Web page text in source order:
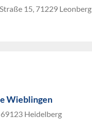
15, 71229 Leonberg
Wieblingen
Heidelberg